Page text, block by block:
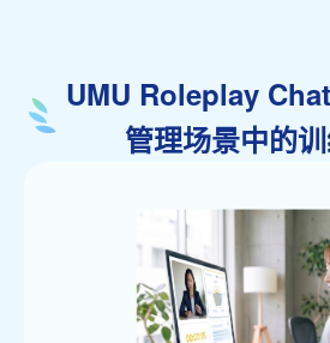
UMU Roleplay
管理场景中的